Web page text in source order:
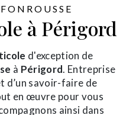
à Périgord
d'exception de
à Périgord. Entreprise
d’un savoir-faire de
en œuvre pour vous
ainsi dans